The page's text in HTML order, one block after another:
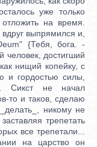
уже только
на время.
выпрямился и,
{Тебя, бога. -
человек, достигший
нищий копейку, с
и гордостью силы,
Сикст не начал
то и таков, сделаю
никому не
трепетать
все трепетали...
на царство он